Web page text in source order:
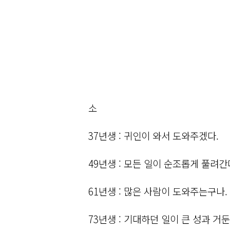
소
37년생 : 귀인이 와서 도와주겠다.
49년생 : 모든 일이 순조롭게 풀려간
61년생 : 많은 사람이 도와주는구나.
73년생 : 기대하던 일이 큰 성과 거